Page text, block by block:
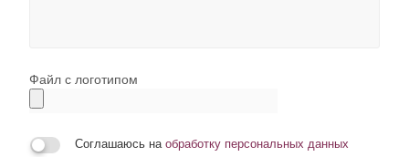
Файл с логотипом
Соглашаюсь на обработку персональных данных